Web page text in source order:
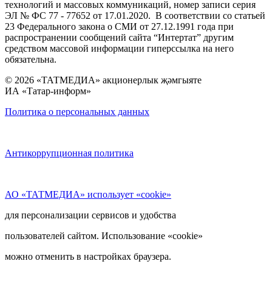
технологий и массовых коммуникаций, номер записи серия
ЭЛ № ФС 77 - 77652 от 17.01.2020. В соответствии со статьей
23 Федерального закона о СМИ от 27.12.1991 года при
распространении сообщений сайта “Интертат” другим
средством массовой информации гиперссылка на него
обязательна.
© 2026 «ТАТМЕДИА» акционерлык җәмгыяте
ИА «Татар-информ»
Политика о персональных данных
Антикоррупционная политика
АО «ТАТМЕДИА» использует «cookie»
для персонализации сервисов и удобства
пользователей сайтом. Использование «cookie»
можно отменить в настройках браузера.